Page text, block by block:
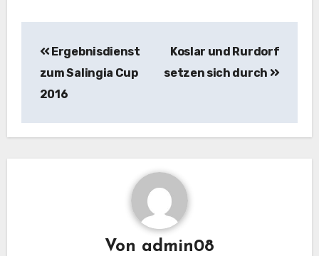
Ergebnisdienst
zum Salingia Cup
2016
Koslar und Rurdorf
setzen sich durch
Von admin08